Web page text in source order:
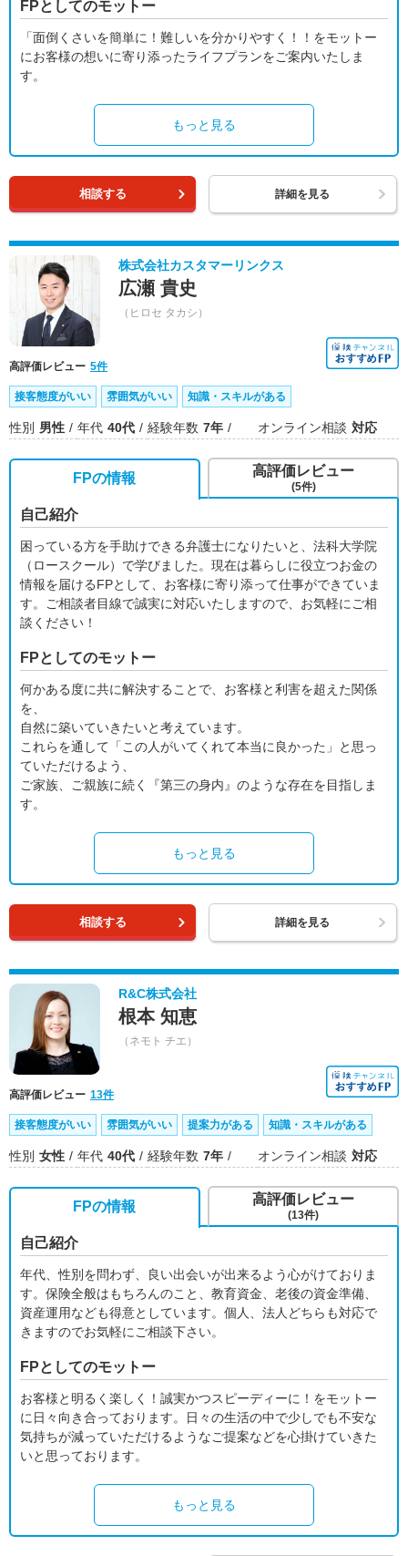
FPとしてのモットー
「面倒くさいを簡単に！難しいを分かりやすく！！をモットー
にお客様の想いに寄り添ったライフプランをご案内いたしま
す。
もっと見る
相談する 詳細を見る
株式会社カスタマーリンクス
広瀬 貴史
（ヒロセ タカシ）
高評価レビュー 5件
接客態度がいい 雰囲気がいい 知識・スキルがある
性別 男性 年代 40代 経験年数 7年 オンライン相談 対応
FPの情報
自己紹介
困っている方を手助けできる弁護士になりたいと、法科大学院
（ロースクール）で学びました。現在は暮らしに役立つお金の
情報を届けるFPとして、お客様に寄り添って仕事ができていま
す。ご相談者目線で誠実に対応いたしますので、お気軽にご相
談ください！
FPとしてのモットー
何かある度に共に解決することで、お客様と利害を超えた関係
を、
自然に築いていきたいと考えています。
これらを通して「この人がいてくれて本当に良かった」と思っ
ていただけるよう、
ご家族、ご親族に続く『第三の身内』のような存在を目指しま
す。
もっと見る
高評価レビュー
(5件)
相談する 詳細を見る
R&C株式会社
根本 知恵
（ネモト チエ）
高評価レビュー 13件
接客態度がいい 雰囲気がいい 提案力がある 知識・スキルがある
性別 女性 年代 40代 経験年数 7年 オンライン相談 対応
FPの情報
自己紹介
年代、性別を問わず、良い出会いが出来るよう心がけておりま
す。保険全般はもちろんのこと、教育資金、老後の資金準備、
資産運用なども得意としています。個人、法人どちらも対応で
きますのでお気軽にご相談下さい。
FPとしてのモットー
お客様と明るく楽しく！誠実かつスピーディーに！をモットー
に日々向き合っております。日々の生活の中で少しでも不安な
気持ちが減っていただけるようなご提案などを心掛けていきた
いと思っております。
もっと見る
高評価レビュー
(13件)